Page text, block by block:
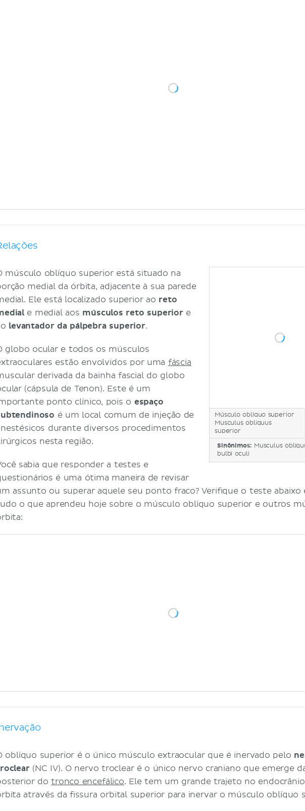
Músculo oblíquo superior
Musculus obliquus
superior
Sinônimos: Musculus
bulbi oculi
músculo oblíquo superior está situado na
medial da órbita, adjacente à sua parede
Ele está localizado superior ao reto
e medial aos músculos reto superiore
levantador da pálpebra superior.
globo ocular e todos os músculos
estão envolvidos por uma fáscia
derivada da bainha fascial do globo
(cápsula de Tenon). Este é um
ponto clínico, pois o espaço
é um local comum de injeção de
durante diversos procedimentos
nesta região.
sabia que responder a testes e
é uma ótima maneira de revisar
assunto ou superar aquele seu ponto fraco? Verifique o teste abaixo
o que aprendeu hoje sobre o músculo oblíquo superior e outros
oblíquo superior é o único músculo extraocular que é inervado pelo
(NC IV). O nervo troclear é o único nervo craniano que emerge
dotronco encefálico. Ele tem um grande trajeto no
através da fissura orbital superior para inervar o músculo oblíquo